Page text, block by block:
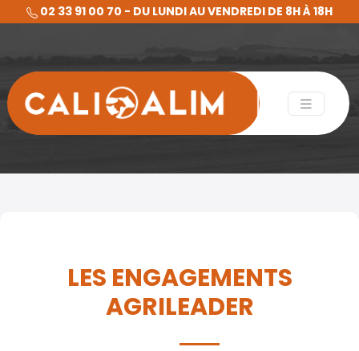
02 33 91 00 70 - DU LUNDI AU VENDREDI DE 8H À 18H
LES ENGAGEMENTS
AGRILEADER